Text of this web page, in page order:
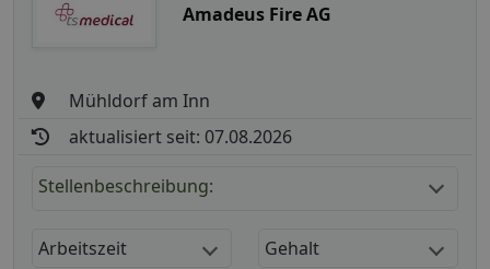
Amadeus Fire AG
Mühldorf am Inn
aktualisiert seit: 07.08.2026
Stellenbeschreibung:
Arbeitszeit Gehalt